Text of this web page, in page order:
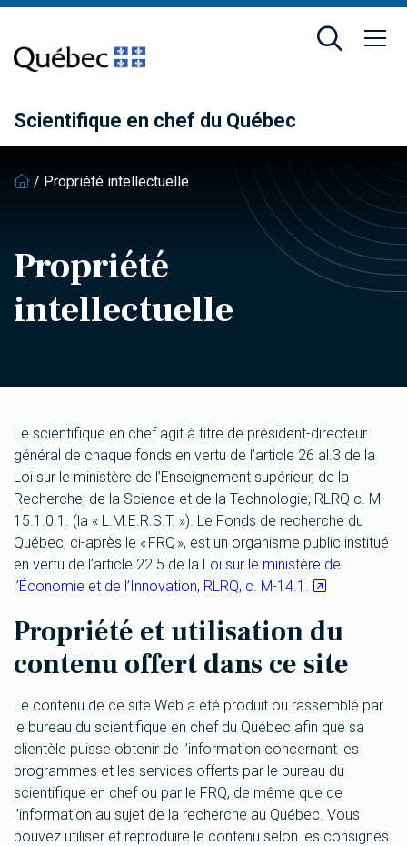
contenu
principal
pied
de
Scientifique en chef du Québec
/ Propriété intellectuelle
Propriété
intellectuelle
Le scientifique en chef agit à titre de président-directeur
général de chaque fonds en vertu de l’article 26 al.3 de la
Loi sur le ministère de l’Enseignement supérieur, de la
Recherche, de la Science et de la Technologie, RLRQ c. M-
15.1.0.1. (la « L.M.E.R.S.T. »). Le Fonds de recherche du
Québec, ci-après le « FRQ », est un organisme public institué
en vertu de l’article 22.5 de la Loi sur le ministère de
l’Économie et de l’Innovation, RLRQ, c. M-14.1.
Propriété et utilisation du
contenu offert dans ce site
Le contenu de ce site Web a été produit ou rassemblé par
le bureau du scientifique en chef du Québec afin que sa
clientèle puisse obtenir de l’information concernant les
programmes et les services offerts par le bureau du
scientifique en chef ou par le FRQ, de même que de
l’information au sujet de la recherche au Québec. Vous
pouvez utiliser et reproduire le contenu selon les consignes